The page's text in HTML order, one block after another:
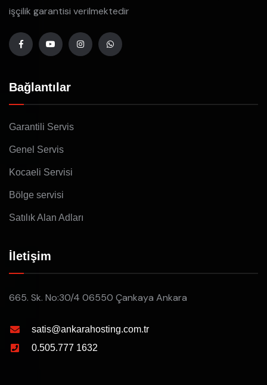
işçilik garantisi verilmektedir
Bağlantılar
Garantili Servis
Genel Servis
Kocaeli Servisi
Bölge servisi
Satılık Alan Adları
İletişim
665. Sk. No:30/4 06550 Çankaya Ankara
satis@ankarahosting.com.tr
0.505.777 1632